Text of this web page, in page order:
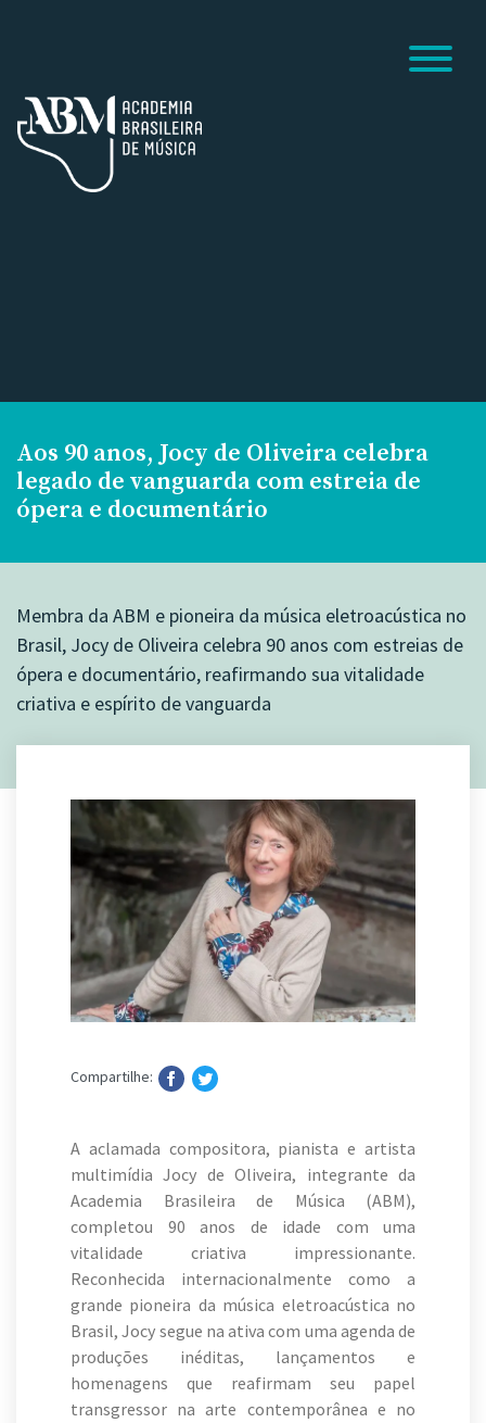
Aos 90 anos, Jocy de Oliveira celebra
legado de vanguarda com estreia de
ópera e documentário
Membra da ABM e pioneira da música eletroacústica no
Brasil, Jocy de Oliveira celebra 90 anos com estreias de
ópera e documentário, reafirmando sua vitalidade
criativa e espírito de vanguarda
Compartilhe:
A aclamada compositora, pianista e artista
multimídia Jocy de Oliveira, integrante da
Academia Brasileira de Música (ABM),
completou 90 anos de idade com uma
vitalidade criativa impressionante.
Reconhecida internacionalmente como a
grande pioneira da música eletroacústica no
Brasil, Jocy segue na ativa com uma agenda de
produções inéditas, lançamentos e
homenagens que reafirmam seu papel
transgressor na arte contemporânea e no